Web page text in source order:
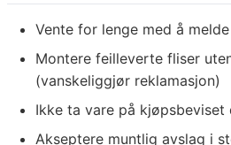
Vente for lenge med å
Montere feilleverte fliser
(vanskeliggjør reklamasjon)
Ikke ta vare på kjøpsbeviset
Akseptere muntlig avslag i